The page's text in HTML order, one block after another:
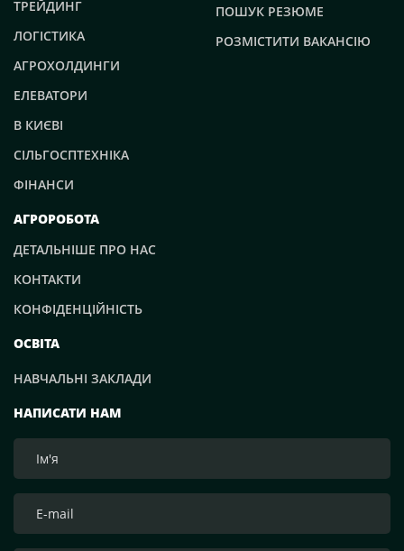
НАПИСАТИ НАМ
ТРЕЙДИНГ
ЛОГІСТИКА
АГРОХОЛДИНГИ
ЕЛЕВАТОРИ
В КИЄВІ
СІЛЬГОСПТЕХНІКА
ФІНАНСИ
ПОШУК РЕЗЮМЕ
РОЗМІСТИТИ ВАКАНСІЮ
АГРОРОБОТА
ДЕТАЛЬНІШЕ ПРО НАС
КОНТАКТИ
КОНФІДЕНЦІЙНІСТЬ
ОСВІТА
НАВЧАЛЬНІ ЗАКЛАДИ